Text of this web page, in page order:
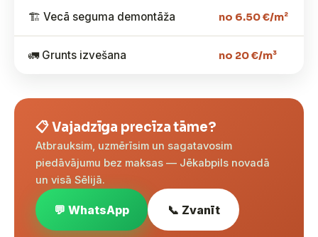
🏗️ Vecā seguma demontāža no 6.50 €/m²
🚛 Grunts izvešana no 20 €/m³
📋 Vajadzīga precīza tāme?
Atbrauksim, uzmērīsim un sagatavosim
piedāvājumu bez maksas — Jēkabpils novadā
un visā Sēlijā.
💬 WhatsApp 📞 Zvanīt